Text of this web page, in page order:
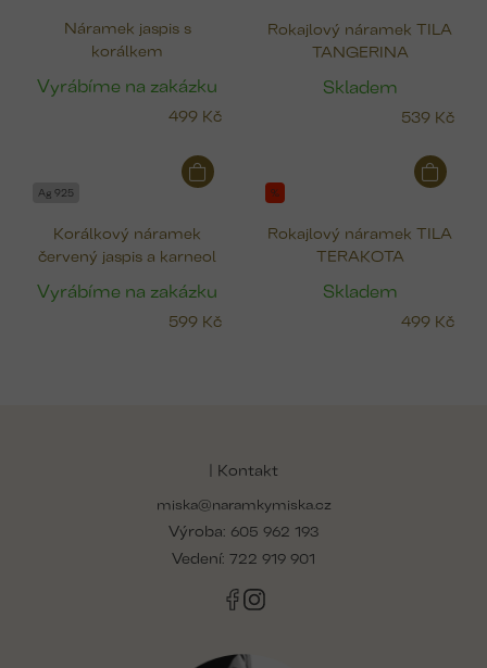
Náramek jaspis s
korálkem
Vyrábíme na zakázku
499 Kč
Rokajlový náramek TILA
TANGERINA
Skladem
539 Kč
Ag 925
Korálkový náramek
červený jaspis a karneol
Vyrábíme na zakázku
599 Kč
%
Rokajlový náramek TILA
TERAKOTA
Skladem
499 Kč
| Kontakt
miska@naramkymiska.cz
Výroba: 605 962 193
Vedení: 722 919 901